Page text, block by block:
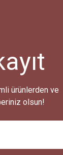
olmalı.
ürünlerden ve
olsun!